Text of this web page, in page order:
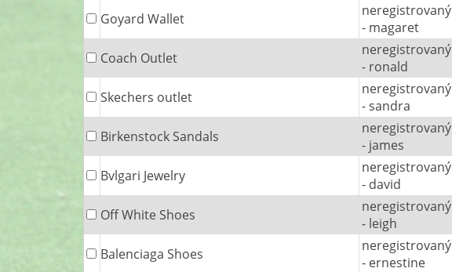
Goyard Wallet
neregistrovaný
- magaret
Coach Outlet
neregistrovaný
- ronald
Skechers outlet
neregistrovaný
- sandra
Birkenstock Sandals
neregistrovaný
- james
Bvlgari Jewelry
neregistrovaný
- david
Off White Shoes
neregistrovaný
- leigh
Balenciaga Shoes
neregistrovaný
- ernestine